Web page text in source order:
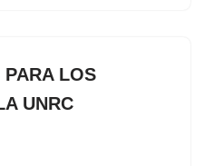
PARA LOS
UNRC